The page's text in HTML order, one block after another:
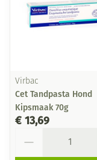
Virbac
Cet Tandpasta Hond
Kipsmaak 70g
€ 13,69